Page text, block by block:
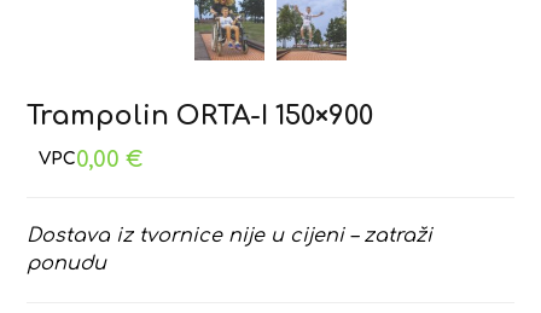
Trampolin ORTA-I 150×900
0,00€
Dostava iz tvornice nije u cijeni – zatraži
ponudu